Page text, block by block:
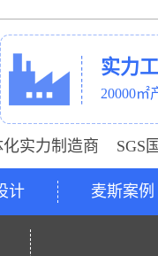
实力
20000㎡
化实力制造商
计 麦斯案例